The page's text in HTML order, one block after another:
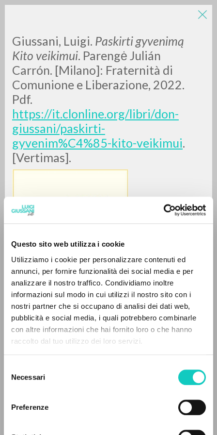
Questo sito web utilizza i cookie
Utilizziamo i cookie per personalizzare contenuti ed
annunci, per fornire funzionalità dei social media e per
analizzare il nostro traffico. Condividiamo inoltre
informazioni sul modo in cui utilizzi il nostro sito con i
nostri partner che si occupano di analisi dei dati web,
pubblicità e social media, i quali potrebbero combinarle
con altre informazioni che hai fornito loro o che hanno
raccolto dal tuo utilizzo dei loro servizi.
delNecessari
Preferenze
Giussani, Luigi. Paskirti gyvenimą
Kito veikimui. Parengė Julián
Carrón. [Milano]: Fraternità di
Comunione e Liberazione, 2022.
Pdf.
https://it.clonline.org/libri/don-
giussani/paskirti-
gyvenim%C4%85-kito-veikimui.
[Vertimas].
Giussani Luigi
Fraternità di Comunione e Liberazione
LUIGI
GIUSSANI
scritti
0DOCUMENTI TROVATI
RISULTATI SUCCESSIVI